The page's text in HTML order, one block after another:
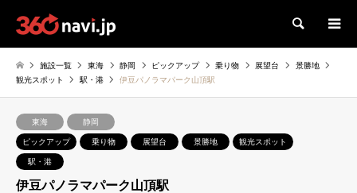
検索
施設一覧 東海 静岡 ピックアップ 乗り物 展望台
景勝地
観光スポット
駅・港 伊豆パノラマパーク山頂駅
東海 静岡
ピックアップ 乗り物 展望台 景勝地 観光スポット
駅・港
伊豆パノラマパーク山頂駅